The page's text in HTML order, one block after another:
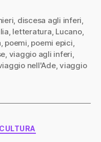
, discesa agli inferi,
, letteratura, Lucano,
, poemi, poemi epici,
, viaggio agli inferi,
nell'Ade,viaggio
CULTURA